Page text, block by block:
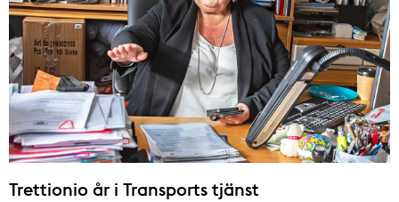
Trettionio år i Transports tjänst